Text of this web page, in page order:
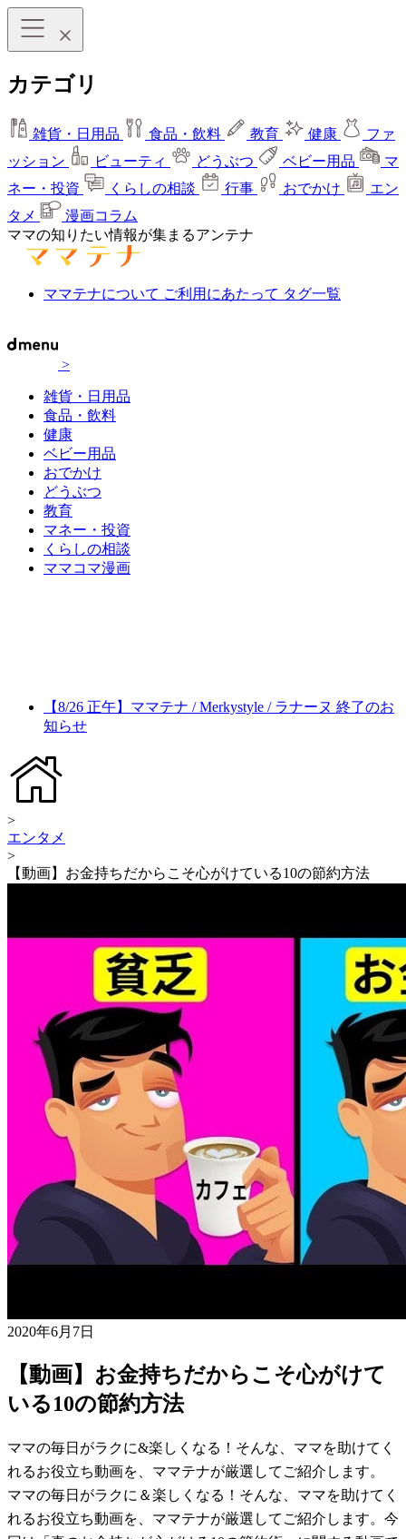
カテゴリ
雑貨・日用品 食品・飲料 教育 健康
ファ
ッション
ビューティ どうぶつ ベビー用品
マ
ネー・投資
くらしの相談 行事 おでかけ
エン
タメ
漫画コラム
ママの知りたい情報が集まるアンテナ
ママテナについて ご利用にあたって タグ一覧
>
雑貨・日用品
食品・飲料
健康
ベビー用品
おでかけ
どうぶつ
教育
マネー・投資
くらしの相談
ママコマ漫画
【8/26 正午】ママテナ / Merkystyle / ラナーヌ 終了のお
知らせ
>
エンタメ
>
【動画】お金持ちだからこそ心がけている10の節約方法
2020年6月7日
【動画】お金持ちだからこそ心がけて
いる10の節約方法
ママの毎日がラクに&楽しくなる！そんな、ママを助けてく
れるお役立ち動画を、ママテナが厳選してご紹介します。
ママの毎日がラクに＆楽しくなる！そんな、ママを助けてく
れるお役立ち動画を、ママテナが厳選してご紹介します。今